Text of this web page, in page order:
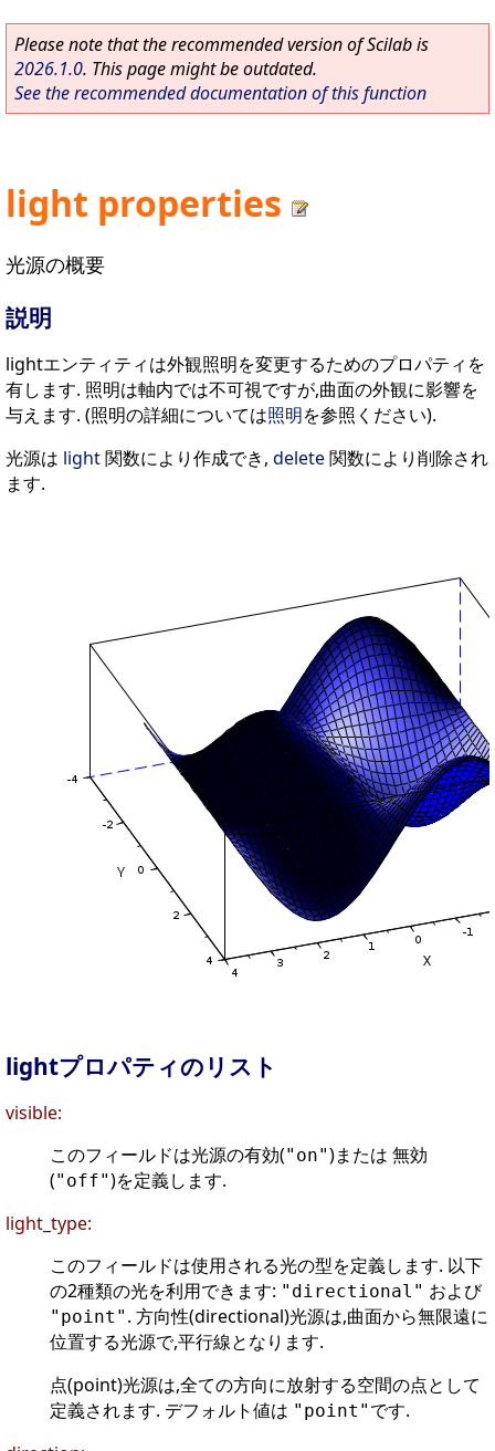
Please note that the recommended version of Scilab is
2026.1.0. This page might be outdated.
See the recommended documentation of this function
light properties
光源の概要
説明
lightエンティティは外観照明を変更するためのプロパティを
有します. 照明は軸内では不可視ですが,曲面の外観に影響を
与えます. (照明の詳細については照明を参照ください).
光源は light関数により作成でき, delete関数により削除され
ます.
lightプロパティのリスト
visible:
このフィールドは光源の有効("on")または 無効
("off")を定義します.
light_type:
このフィールドは使用される光の型を定義します. 以下
の2種類の光を利用できます: "directional" および
"point" . 方向性(directional)光源は,曲面から無限遠に
位置する光源で,平行線となります.
点(point)光源は,全ての方向に放射する空間の点として
定義されます. デフォルト値は "point" です.